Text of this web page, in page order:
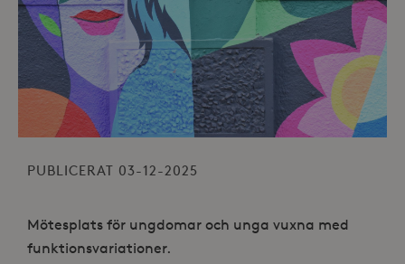
PUBLICERAT 03-12-2025
Mötesplats för ungdomar och unga vuxna med
funktionsvariationer.